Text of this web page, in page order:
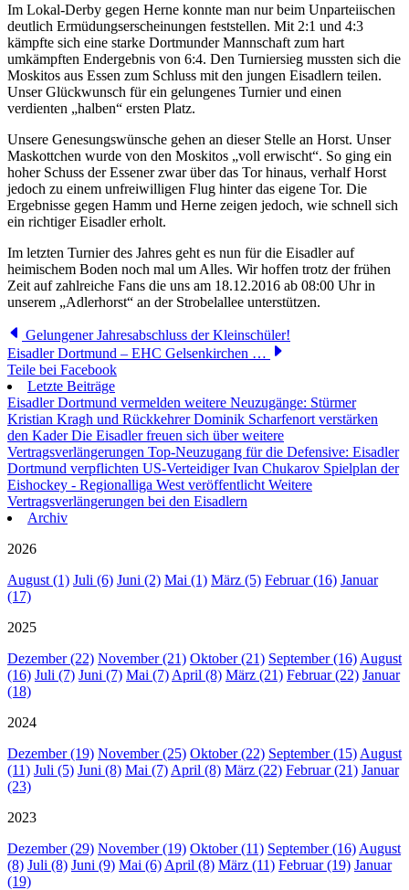
Im Lokal-Derby gegen Herne konnte man nur beim Unparteiischen
deutlich Ermüdungserscheinungen feststellen. Mit 2:1 und 4:3
kämpfte sich eine starke Dortmunder Mannschaft zum hart
umkämpften Endergebnis von 6:4. Den Turniersieg mussten sich die
Moskitos aus Essen zum Schluss mit den jungen Eisadlern teilen.
Unser Glückwunsch für ein gelungenes Turnier und einen
verdienten „halben“ ersten Platz.
Unsere Genesungswünsche gehen an dieser Stelle an Horst. Unser
Maskottchen wurde von den Moskitos „voll erwischt“. So ging ein
hoher Schuss der Essener zwar über das Tor hinaus, verhalf Horst
jedoch zu einem unfreiwilligen Flug hinter das eigene Tor. Die
Ergebnisse gegen Hamm und Herne zeigen jedoch, wie schnell sich
ein richtiger Eisadler erholt.
Im letzten Turnier des Jahres geht es nun für die Eisadler auf
heimischem Boden noch mal um Alles. Wir hoffen trotz der frühen
Zeit auf zahlreiche Fans die uns am 18.12.2016 ab 08:00 Uhr in
unserem „Adlerhorst“ an der Strobelallee unterstützen.
Gelungener Jahresabschluss der Kleinschüler!
Eisadler Dortmund – EHC Gelsenkirchen …
Teile bei Facebook
Letzte Beiträge
Eisadler Dortmund vermelden weitere Neuzugänge: Stürmer
Kristian Kragh und Rückkehrer Dominik Scharfenort verstärken
den KaderDie Eisadler freuen sich über weitere
Vertragsverlängerungen Top-Neuzugang für die Defensive: Eisadler
Dortmund verpflichten US-Verteidiger Ivan Chukarov Spielplan der
Eishockey - Regionalliga West veröffentlicht Weitere
Vertragsverlängerungen bei den Eisadlern
Archiv
2026
August (1) Juli (6) Juni (2) Mai (1) März (5) Februar (16) Januar
(17)
2025
Dezember (22) November (21) Oktober (21) September (16) August
(16) Juli (7) Juni (7) Mai (7) April (8) März (21) Februar (22) Januar
(18)
2024
Dezember (19) November (25) Oktober (22) September (15) August
(11) Juli (5) Juni (8) Mai (7) April (8) März (22) Februar (21) Januar
(23)
2023
Dezember (29) November (19) Oktober (11) September (16) August
(8) Juli (8) Juni (9) Mai (6) April (8) März (11) Februar (19) Januar
(19)